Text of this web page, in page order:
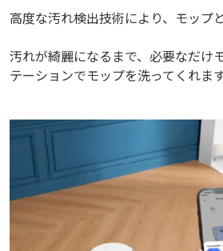
高度な汚れ検出技術により、モップ
汚れが綺麗になるまで、必要なだけ
テーションでモップを洗ってくれます